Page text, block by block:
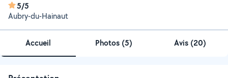
5/5
Aubry-du-Hainaut
Accueil Photos (5) Avis (20)